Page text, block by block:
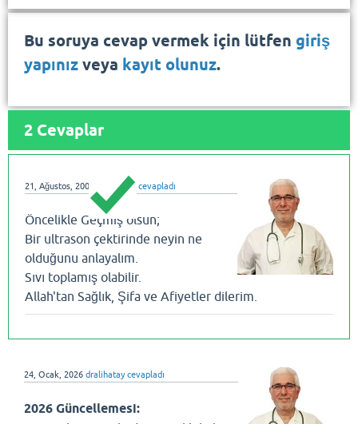
Bu soruya cevap vermek için lütfen giriş
yapınız veya kayıt olunuz.
2 Cevaplar
21, Ağustos, 2008 dralihatay cevapladı
Öncelikle Geçmiş olsun;
Bir ultrason çektirinde neyin ne
olduğunu anlayalım.
Sıvı toplamış olabilir.
Allah'tan Sağlık, Şifa ve Afiyetler dilerim.
24, Ocak, 2026 dralihatay cevapladı
2026 Güncellemesi: